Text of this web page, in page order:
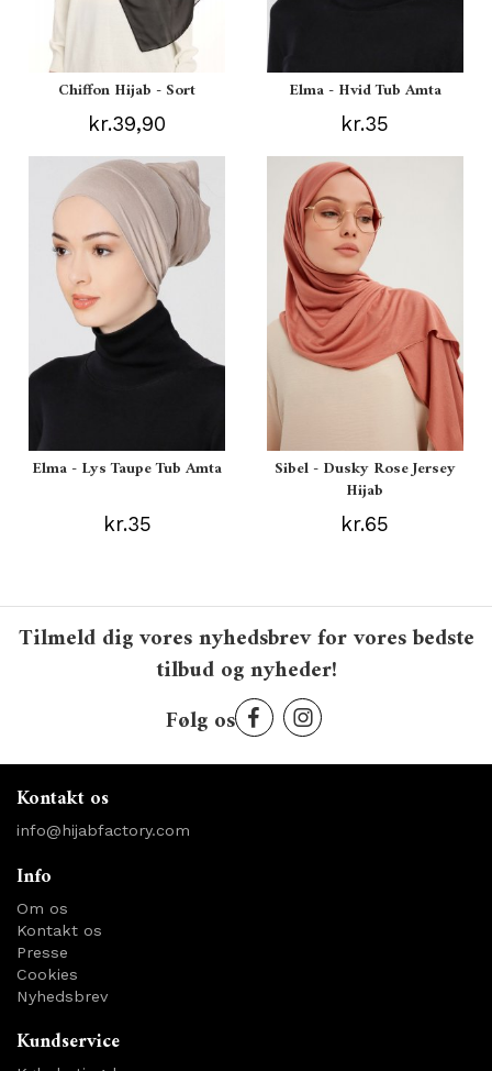
Chiffon Hijab - Sort
kr.39,90
Elma - Hvid Tub Amta
kr.35
Elma - Lys Taupe Tub Amta
kr.35
Sibel - Dusky Rose Jersey
Hijab
kr.65
Tilmeld dig vores nyhedsbrev for vores bedste
tilbud og nyheder!
Følg os
Kontakt os
info@hijabfactory.com
Info
Om os
Kontakt os
Presse
Cookies
Nyhedsbrev
Kundservice